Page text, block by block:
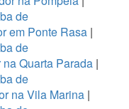
de
em Ponte Rasa|
de
Quarta Parada|
de
na Vila Marina |